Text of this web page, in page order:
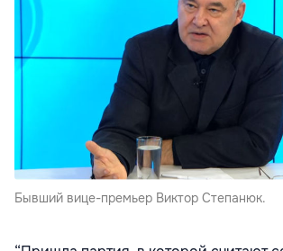
Бывший вице-премьер Виктор Степанюк.